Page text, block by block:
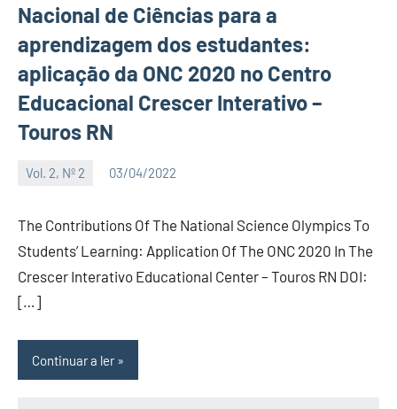
Nacional de Ciências para a
aprendizagem dos estudantes:
aplicação da ONC 2020 no Centro
Educacional Crescer Interativo –
Touros RN
Vol. 2, Nº 2 03/04/2022
The Contributions Of The National Science Olympics To
Students’ Learning: Application Of The ONC 2020 In The
Crescer Interativo Educational Center – Touros RN DOI:
[…]
Continuar a ler